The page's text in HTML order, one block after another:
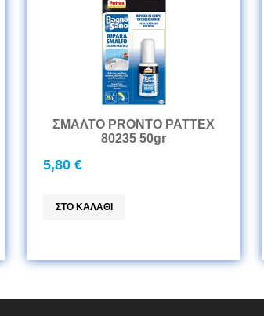
ΣΜΑΛΤΟ PRONTO PATTEX
80235 50gr
5,80 €